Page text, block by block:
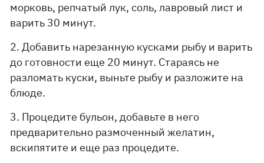
морковь, репчатый лук, соль, лавровый лист и
варить 30 минут.
2. Добавить нарезанную кусками рыбу и варить
до готовности еще 20 минут. Стараясь не
разломать куски, выньте рыбу и разложите на
блюде.
3. Процедите бульон, добавьте в него
предварительно размоченный желатин,
вскипятите и еще раз процедите.